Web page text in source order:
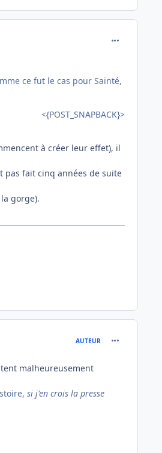
ce fut le cas pour Sainté,
<{POST_SNAPBACK}>
à créer leur effet), il
pas fait cinq années de suite
gorge).
AUTEUR
malheureusement
si j'en crois la presse